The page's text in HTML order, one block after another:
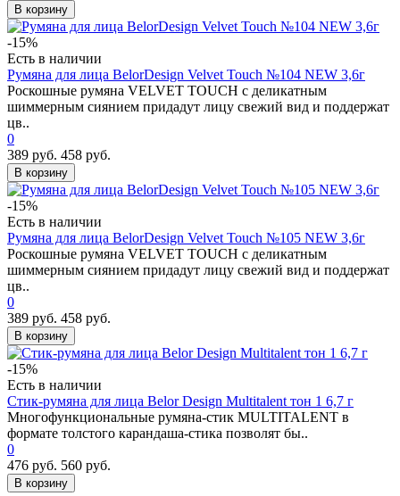
В корзину
-15%
Есть в наличии
Румяна для лица BelorDesign Velvet Touch №104 NEW 3,6г
Роскошные румяна VELVET TOUCH с деликатным
шиммерным сиянием придадут лицу свежий вид и поддержат
цв..
0
389 руб. 458 руб.
В корзину
-15%
Есть в наличии
Румяна для лица BelorDesign Velvet Touch №105 NEW 3,6г
Роскошные румяна VELVET TOUCH с деликатным
шиммерным сиянием придадут лицу свежий вид и поддержат
цв..
0
389 руб. 458 руб.
В корзину
-15%
Есть в наличии
Стик-румяна для лица Belor Design Multitalent тон 1 6,7 г
Многофункциональные румяна-стик MULTITALENT в
формате толстого карандаша-стика позволят бы..
0
476 руб. 560 руб.
В корзину